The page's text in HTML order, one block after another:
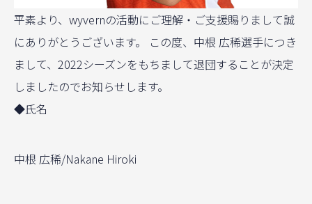
平素より、wyvernの活動にご理解・ご支援賜りまして誠
にありがとうございます。 この度、中根 広稀選手につき
まして、2022シーズンをもちまして退団することが決定
しましたのでお知らせします。
◆氏名
中根 広稀/Nakane Hiroki